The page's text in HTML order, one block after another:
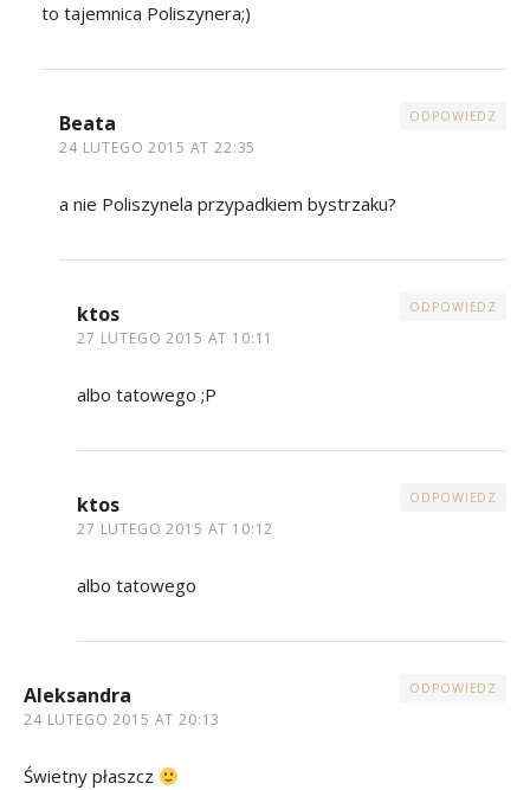
to tajemnica Poliszynera;)
Beata
24 LUTEGO 2015 AT 22:35
ODPOWIEDZ
a nie Poliszynela przypadkiem bystrzaku?
ktos
27 LUTEGO 2015 AT 10:11
ODPOWIEDZ
albo tatowego ;P
ktos
27 LUTEGO 2015 AT 10:12
ODPOWIEDZ
albo tatowego
Aleksandra
24 LUTEGO 2015 AT 20:13
ODPOWIEDZ
Świetny płaszcz